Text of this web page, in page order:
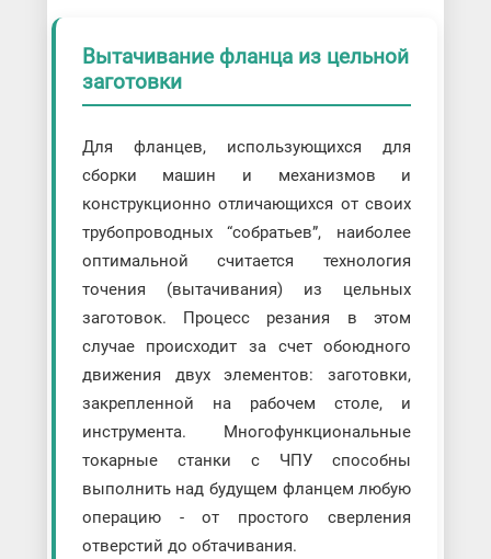
Вытачивание фланца из цельной
заготовки
Для фланцев, использующихся для
сборки машин и механизмов и
конструкционно отличающихся от своих
трубопроводных “собратьев”, наиболее
оптимальной считается технология
точения (вытачивания) из цельных
заготовок. Процесс резания в этом
случае происходит за счет обоюдного
движения двух элементов: заготовки,
закрепленной на рабочем столе, и
инструмента. Многофункциональные
токарные станки с ЧПУ способны
выполнить над будущем фланцем любую
операцию - от простого сверления
отверстий до обтачивания.